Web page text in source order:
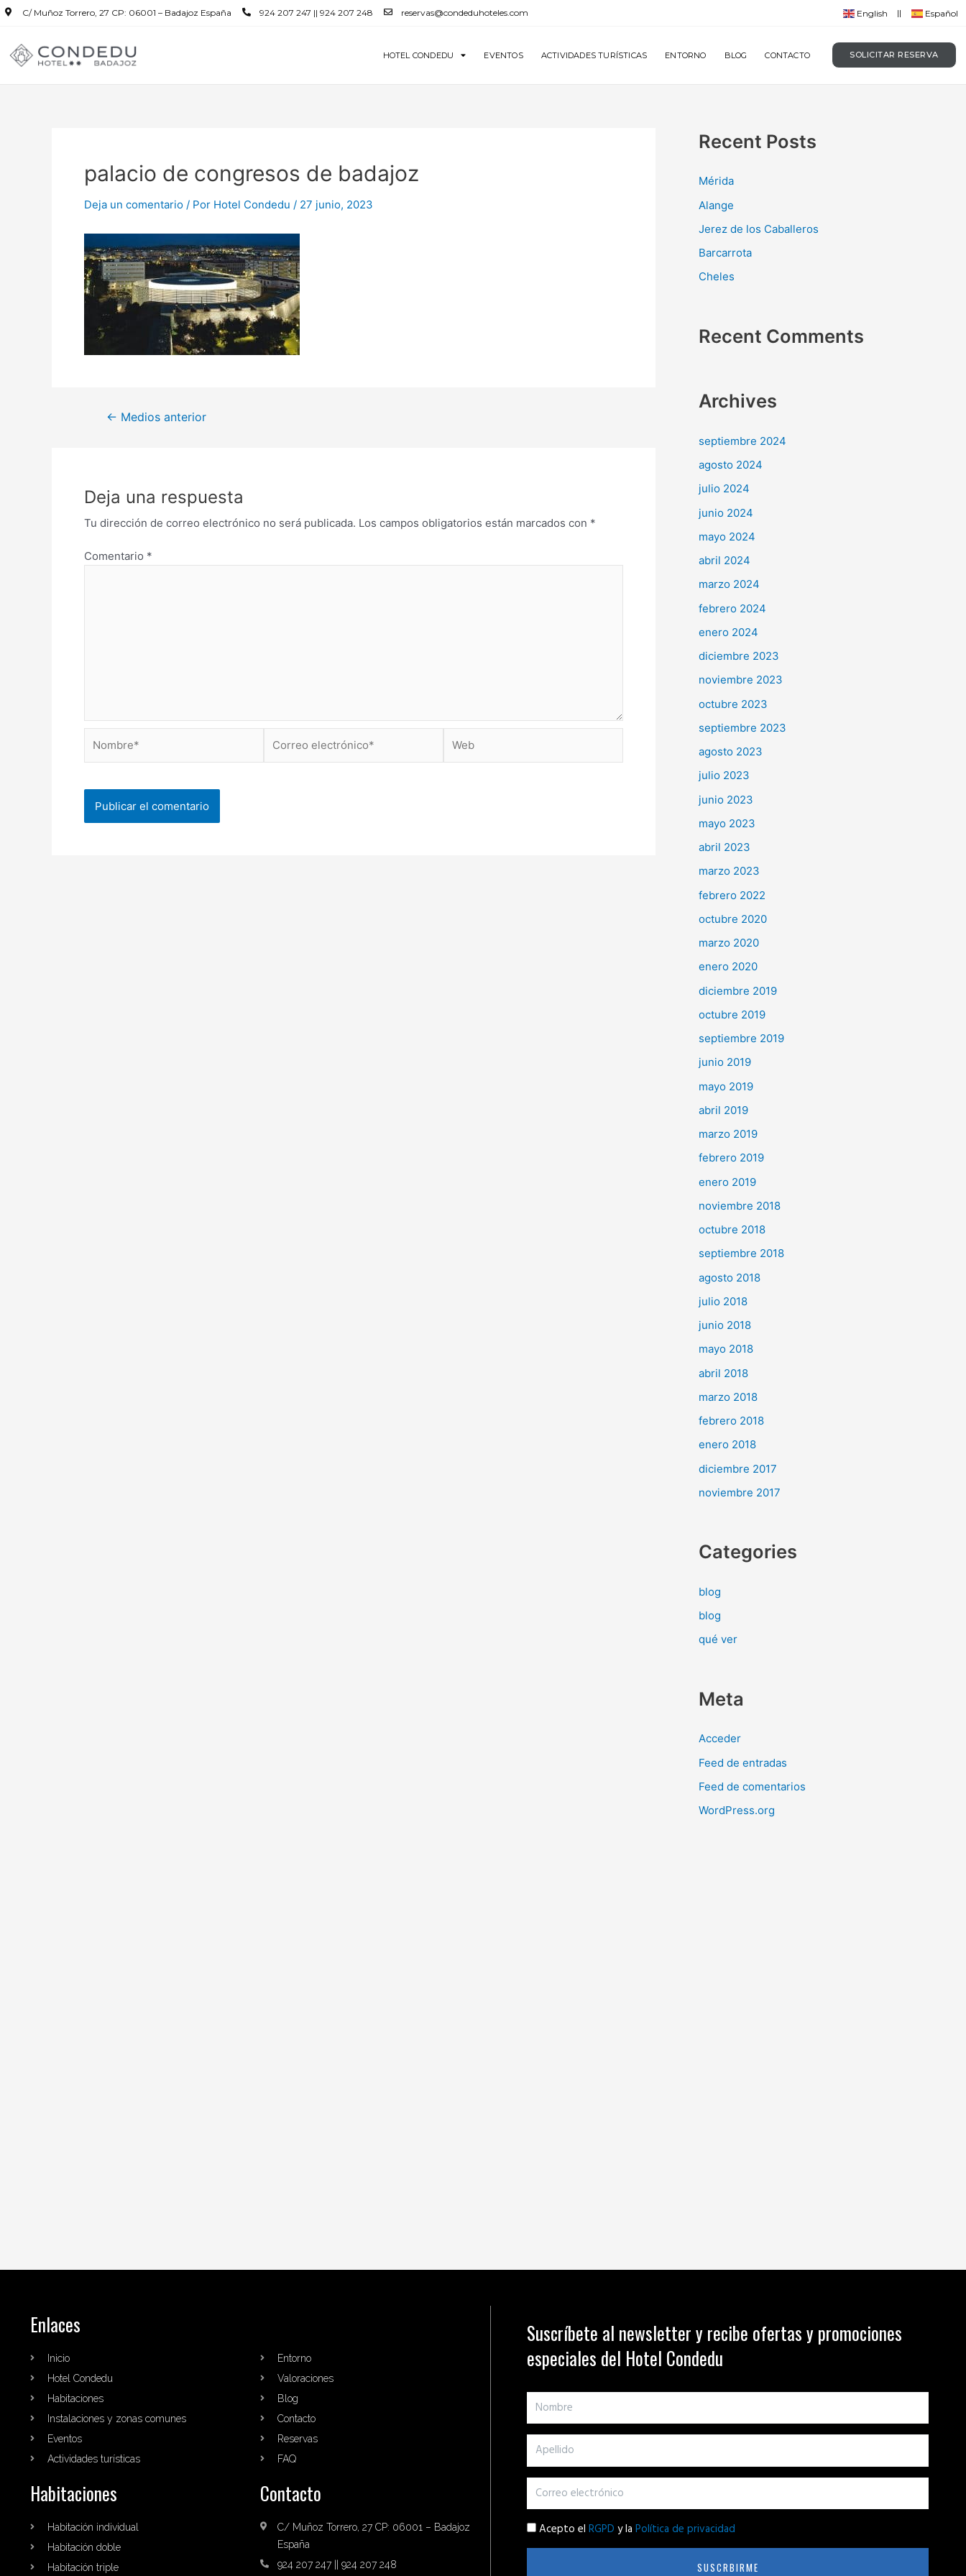
C/ Muñoz Torrero, 27 CP: 06001 – Badajoz España 924 207 247 || 924 207 248 reservas@condeduhoteles.com English Español
HOTEL CONDEDU EVENTOS ACTIVIDADES TURÍSTICAS ENTORNO BLOG CONTACTO SOLICITAR RESERVA
palacio de congresos de badajoz
Deja un comentario / Por Hotel Condedu / 27 junio, 2023
← Medios anterior
Deja una respuesta
Tu dirección de correo electrónico no será publicada. Los campos obligatorios están marcados con *
Comentario *
Recent Posts
Mérida
Alange
Jerez de los Caballeros
Barcarrota
Cheles
Recent Comments
Archives
septiembre 2024
agosto 2024
julio 2024
junio 2024
mayo 2024
abril 2024
marzo 2024
febrero 2024
enero 2024
diciembre 2023
noviembre 2023
octubre 2023
septiembre 2023
agosto 2023
julio 2023
junio 2023
mayo 2023
abril 2023
marzo 2023
febrero 2022
octubre 2020
marzo 2020
enero 2020
diciembre 2019
octubre 2019
septiembre 2019
junio 2019
mayo 2019
abril 2019
marzo 2019
febrero 2019
enero 2019
noviembre 2018
octubre 2018
septiembre 2018
agosto 2018
julio 2018
junio 2018
mayo 2018
abril 2018
marzo 2018
febrero 2018
enero 2018
diciembre 2017
noviembre 2017
Categories
blog
blog
qué ver
Meta
Acceder
Feed de entradas
Feed de comentarios
WordPress.org
Enlaces
Inicio
Hotel Condedu
Habitaciones
Instalaciones y zonas comunes
Eventos
Actividades turísticas
Entorno
Valoraciones
Blog
Contacto
Reservas
FAQ
Habitaciones
Habitación individual
Habitación doble
Habitación triple
Contacto
C/ Muñoz Torrero, 27 CP: 06001 – Badajoz
España
924 207 247 || 924 207 248
Suscríbete al newsletter y recibe ofertas y promociones
especiales del Hotel Condedu
Acepto el RGPD y la Política de privacidad
SUSCRBIRME